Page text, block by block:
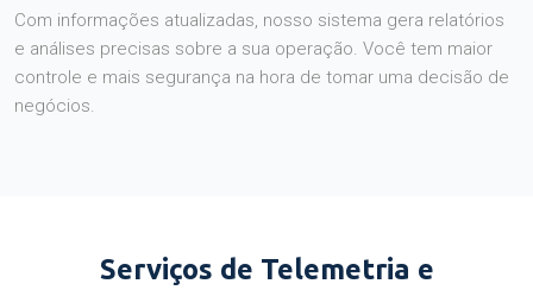
Com informações atualizadas, nosso sistema gera relatórios
e análises precisas sobre a sua operação. Você tem maior
controle e mais segurança na hora de tomar uma decisão de
negócios.
Serviços de Telemetria e